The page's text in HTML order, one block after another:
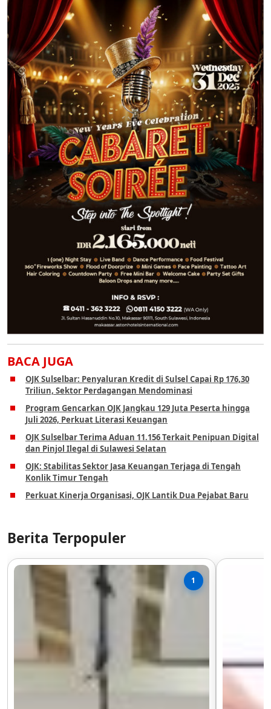
BACA JUGA
OJK Sulselbar: Penyaluran Kredit di Sulsel Capai Rp 176,30
Triliun, Sektor Perdagangan Mendominasi
Program Gencarkan OJK Jangkau 129 Juta Peserta hingga
Juli 2026, Perkuat Literasi Keuangan
OJK Sulselbar Terima Aduan 11.156 Terkait Penipuan Digital
dan Pinjol Ilegal di Sulawesi Selatan
OJK: Stabilitas Sektor Jasa Keuangan Terjaga di Tengah
Konlik Timur Tengah
Perkuat Kinerja Organisasi, OJK Lantik Dua Pejabat Baru
Berita Terpopuler
1